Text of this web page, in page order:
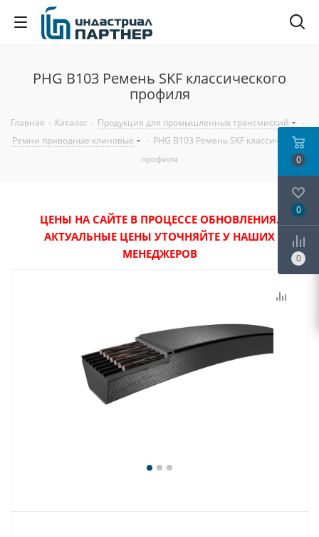
PHG B103 Ремень SKF классического
профиля
Главная - Каталог - Продукция для промышленных трансмиссий
-
Ремни приводные клиновые
- PHG B103 Ремень SKF классического
профиля
ЦЕНЫ НА САЙТЕ В ПРОЦЕССЕ ОБНОВЛЕНИЯ.
АКТУАЛЬНЫЕ ЦЕНЫ УТОЧНЯЙТЕ У НАШИХ
МЕНЕДЖЕРОВ
0
0
0